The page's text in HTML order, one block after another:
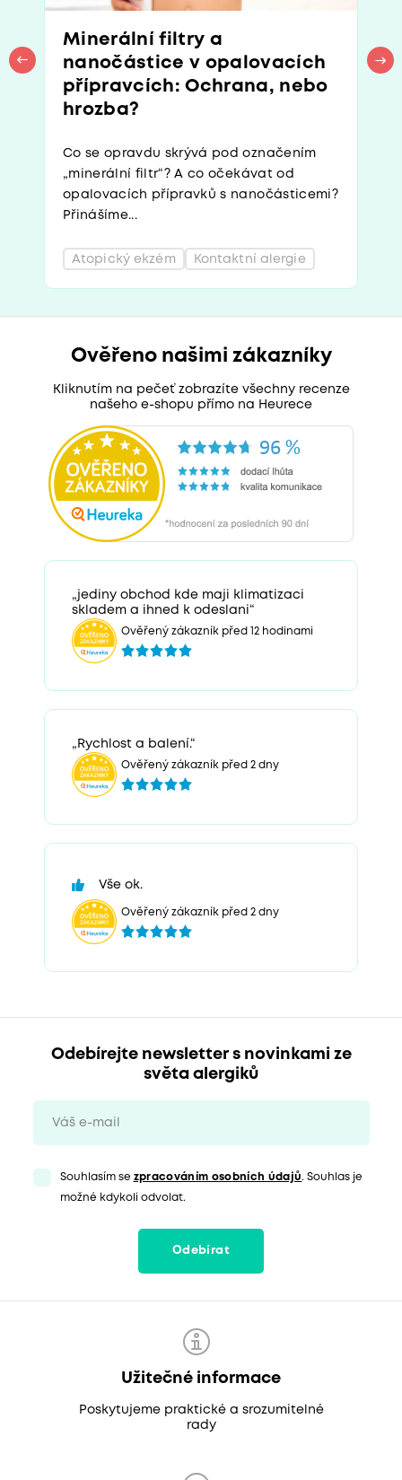
Minerální filtry a
nanočástice v opalovacích
přípravcích: Ochrana, nebo
hrozba?
Co se opravdu skrývá pod označením
„minerální filtr“? A co očekávat od
opalovacích přípravků s nanočásticemi?
Přinášíme...
Atopický ekzém Kontaktní alergie
Ověřeno našimi zákazníky
Kliknutím na pečeť zobrazíte všechny recenze
našeho e-shopu přímo na Heurece
„jediny obchod kde maji klimatizaci
skladem a ihned k odeslani“
Ověřený zákazník před 12 hodinami
„Rychlost a balení.“
Ověřený zákazník před 2 dny
Vše ok.
Ověřený zákazník před 2 dny
Odebírejte newsletter s novinkami ze
světa alergiků
Souhlasím se zpracováním osobních údajů. Souhlas je
možné kdykoli odvolat.
Odebírat
Užitečné informace
Poskytujeme praktické a srozumitelné
rady